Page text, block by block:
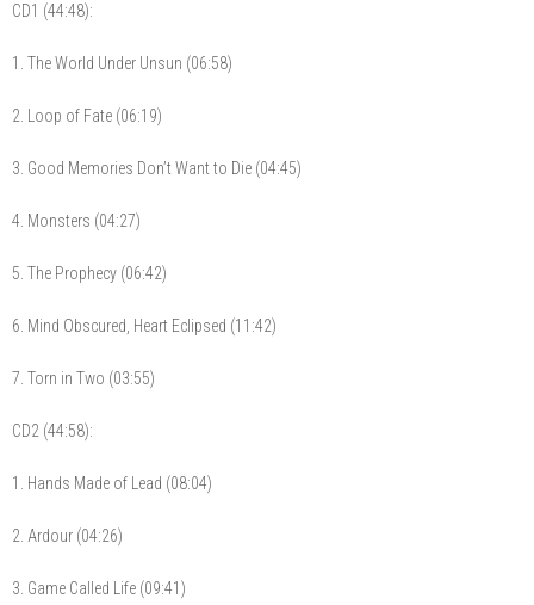
CD1 (44:48):
1. The World Under Unsun (06:58)
2. Loop of Fate (06:19)
3. Good Memories Don’t Want to Die (04:45)
4. Monsters (04:27)
5. The Prophecy (06:42)
6. Mind Obscured, Heart Eclipsed (11:42)
7. Torn in Two (03:55)
CD2 (44:58):
1. Hands Made of Lead (08:04)
2. Ardour (04:26)
3. Game Called Life (09:41)